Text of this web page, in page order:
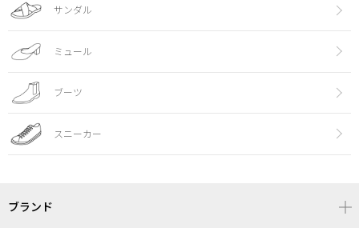
サンダル
ミュール
ブーツ
スニーカー
ブランド